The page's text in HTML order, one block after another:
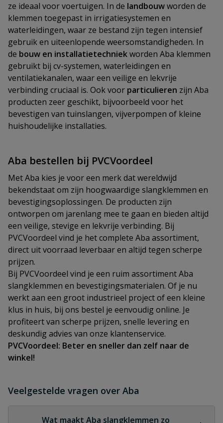
ze ideaal voor voertuigen. In de landbouwworden de
klemmen toegepast in irrigatiesystemen en
waterleidingen, waar ze bestand zijn tegen intensief
gebruik en uiteenlopende weersomstandigheden. In
de bouw en installatietechniekworden Aba klemmen
gebruikt bij cv-systemen, waterleidingen en
ventilatiekanalen, waar een veilige en lekvrije
verbinding cruciaal is. Ook voor particulieren zijn Aba
producten zeer geschikt, bijvoorbeeld voor het
bevestigen van tuinslangen, vijverpompen of kleine
huishoudelijke installaties.
Aba bestellen bij PVCVoordeel
Met Aba kies je voor een merk dat wereldwijd
bekendstaat om zijn hoogwaardige slangklemmen en
bevestigingsoplossingen. De producten zijn
ontworpen om jarenlang mee te gaan en bieden altijd
een veilige, stevige en lekvrije verbinding. Bij
PVCVoordeel vind je het complete Aba assortiment,
direct uit voorraad leverbaar en altijd tegen scherpe
prijzen.
Bij PVCVoordeel vind je een ruim assortiment Aba
slangklemmen en bevestigingsmaterialen. Of je nu
werkt aan een groot industrieel project of een kleine
klus in huis, bij ons bestel je eenvoudig online. Je
profiteert van scherpe prijzen, snelle levering en
deskundig advies van onze klantenservice.
PVCVoordeel: Beter en sneller dan zelf naar de
winkel!
Veelgestelde vragen over Aba
Wat maakt Aba slangklemmen zo